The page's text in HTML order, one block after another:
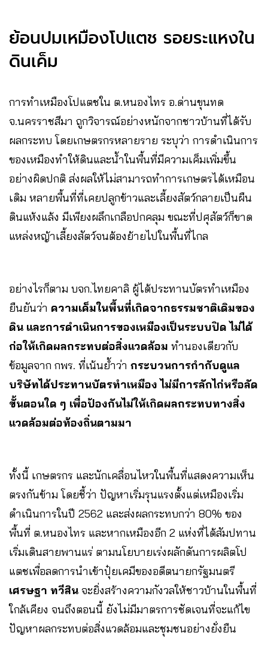
ย้อนปมเหมืองโปแตช รอยระแหงใน
ดินเค็ม
การทำเหมืองโปแตชใน ต.หนองไทร อ.ด่านขุนทด
จ.นครราชสีมา ถูกวิจารณ์อย่างหนักจากชาวบ้านที่ได้รับ
ผลกระทบ โดยเกษตรกรหลายราย ระบุว่า การดำเนินการ
ของเหมืองทำให้ดินและน้ำในพื้นที่มีความเค็มเพิ่มขึ้น
อย่างผิดปกติ ส่งผลให้ไม่สามารถทำการเกษตรได้เหมือน
เดิม หลายพื้นที่ที่เคยปลูกข้าวและเลี้ยงสัตว์กลายเป็นผืน
ดินแห้งแล้ง มีเพียงผลึกเกลือปกคลุม ขณะที่ปศุสัตว์ก็ขาด
แหล่งหญ้าเลี้ยงสัตว์จนต้องย้ายไปในพื้นที่ไกล
อย่างไรก็ตาม บจก.ไทยคาลิ ผู้ได้ประทานบัตรทำเหมือง
ยืนยันว่า ความเค็มในพื้นที่เกิดจากธรรมชาติเดิมของ
ดิน และการดำเนินการของเหมืองเป็นระบบปิด ไม่ได้
ก่อให้เกิดผลกระทบต่อสิ่งแวดล้อม ทำนองเดียวกับ
ข้อมูลจาก กพร. ที่เน้นย้ำว่า กระบวนการกำกับดูแล
บริษัทได้ประทานบัตรทำเหมือง ไม่มีการลักไก่หรือลัด
ขั้นตอนใด ๆ เพื่อป้องกันไม่ให้เกิดผลกระทบทางสิ่ง
แวดล้อมต่อท้องถิ่นตามมา
ทั้งนี้ เกษตรกร และนักเคลื่อนไหวในพื้นที่แสดงความเห็น
ตรงกันข้าม โดยชี้ว่า ปัญหาเริ่มรุนแรงตั้งแต่เหมืองเริ่ม
ดำเนินการในปี 2562 และส่งผลกระทบกว่า 80% ของ
พื้นที่ ต.หนองไทร และหากเหมืองอีก 2 แห่งที่ได้สัมปทาน
เริ่มเดินสายพานแร่ ตามนโยบายเร่งผลักดันการผลิตโป
แตชเพื่อลดการนำเข้าปุ๋ยเคมีของอดีตนายกรัฐมนตรี
เศรษฐา ทวีสิน จะยิ่งสร้างความกังวลให้ชาวบ้านในพื้นที่
ใกล้เคียง จนถึงตอนนี้ ยังไม่มีมาตรการชัดเจนที่จะแก้ไข
ปัญหาผลกระทบต่อสิ่งแวดล้อมและชุมชนอย่างยั่งยืน